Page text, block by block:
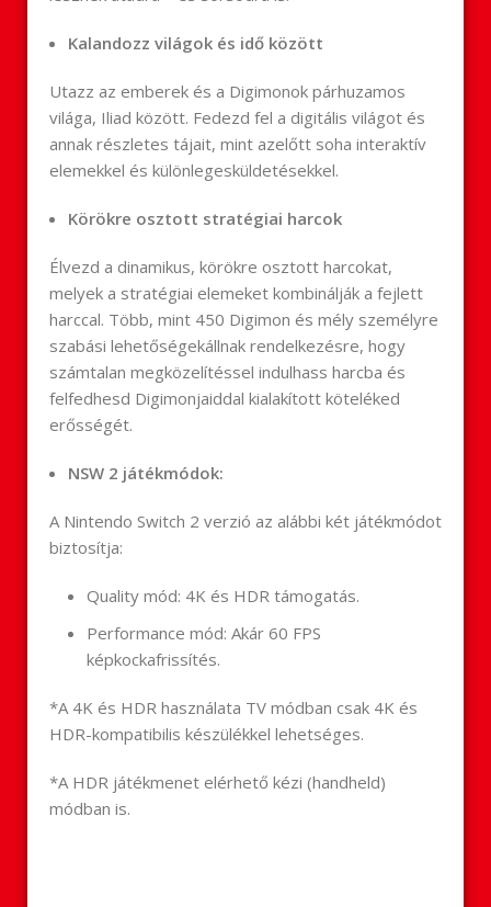
Kalandozz világok és idő között
Utazz az emberek és a Digimonok párhuzamos
világa, Iliad között. Fedezd fel a digitális világot és
annak részletes tájait, mint azelőtt soha interaktív
elemekkel és különlegesküldetésekkel.
Körökre osztott stratégiai harcok
Élvezd a dinamikus, körökre osztott harcokat,
melyek a stratégiai elemeket kombinálják a fejlett
harccal. Több, mint 450 Digimon és mély személyre
szabási lehetőségekállnak rendelkezésre, hogy
számtalan megközelítéssel indulhass harcba és
felfedhesd Digimonjaiddal kialakított köteléked
erősségét.
NSW 2 játékmódok:
A Nintendo Switch 2 verzió az alábbi két játékmódot
biztosítja:
Quality mód: 4K és HDR támogatás.
Performance mód: Akár 60 FPS
képkockafrissítés.
*A 4K és HDR használata TV módban csak 4K és
HDR-kompatibilis készülékkel lehetséges.
*A HDR játékmenet elérhető kézi (handheld)
módban is.